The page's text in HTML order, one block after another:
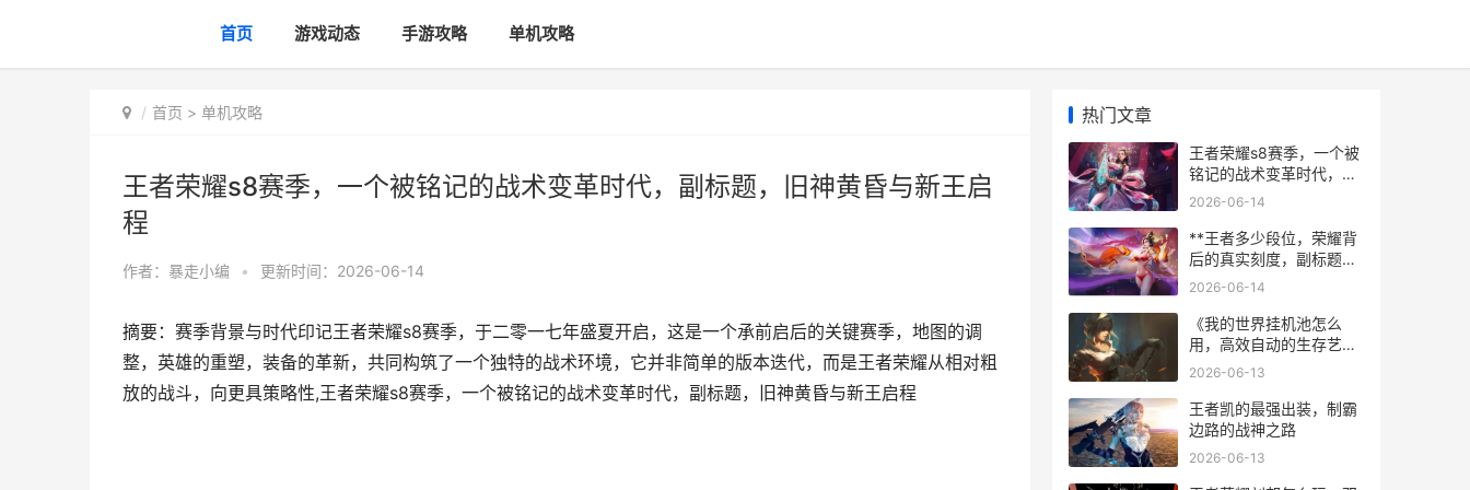
首页 游戏动态 手游攻略 单机攻略
首页 > 单机攻略
王者荣耀s8赛季，一个被铭记的战术变革时代，副标题，旧神黄昏与新王启
程
作者： 暴走小编 • 更新时间：2026-06-14
摘要：赛季背景与时代印记王者荣耀s8赛季，于二零一七年盛夏开启，这是一个承前启后的关键赛季，地图的调
整，英雄的重塑，装备的革新，共同构筑了一个独特的战术环境，它并非简单的版本迭代，而是王者荣耀从相对粗
放的战斗，向更具策略性,王者荣耀s8赛季，一个被铭记的战术变革时代，副标题，旧神黄昏与新王启程
热门文章
王者荣耀s8赛季，一个被
铭记的战术变革时代，副
标题，旧神黄昏与新王启
2026-06-14
**王者多少段位，荣耀背
后的真实刻度，副标题，
从倔强青铜到无双王者的
2026-06-14
《我的世界挂机池怎么
用，高效自动的生存艺
术》，副标题：从原理到
2026-06-13
王者凯的最强出装，制霸
边路的战神之路
2026-06-13